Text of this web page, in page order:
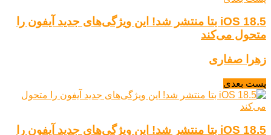
iOS 18.5 بتا منتشر شد! این ویژگی‌های جدید آیفون را
متحول می‌کند
زهرا صفاری
پست بعدی
iOS 18.5 بتا منتشر شد! این ویژگی‌های جدید آیفون را